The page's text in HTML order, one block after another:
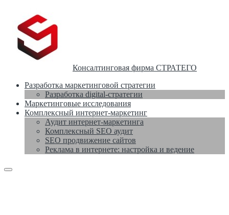
Консалтинговая фирма СТРАТЕГО
Разработка маркетинговой стратегии
Разработка digital-стратегии
Маркетинговые исследования
Комплексный интернет-маркетинг
Аудит интернет-маркетинга
Комплексный SEO аудит
SEO продвижение сайтов
Реклама в интернете: настройка и ведение